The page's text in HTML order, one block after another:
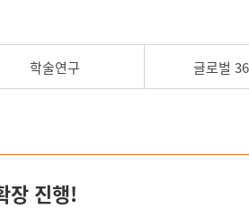
학술연구 글로벌
장 진행!